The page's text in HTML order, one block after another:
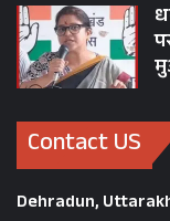
Contact US
Dehradun,